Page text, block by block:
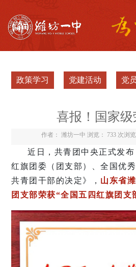
政策学习 党建活动 党
喜报！国家级
作者： 潍坊一中 浏览： 733 次浏览
近日，共青团中央正式发
红旗团委（团支部）、全国优
共青团干部的决定》， 山东省
团支部荣获“全国五四红旗团支